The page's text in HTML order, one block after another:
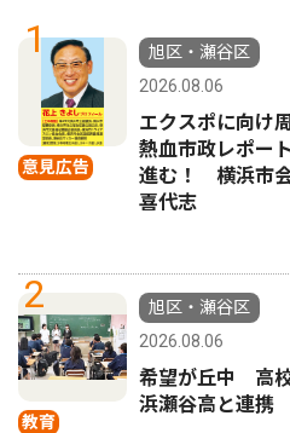
1
意見広告
旭区・瀬谷区
2026.08.06
エクスポに向け
熱血市政レポー
進む！ 横浜市
喜代志
2
教育
旭区・瀬谷区
2026.08.06
希望が丘中 高
浜瀬谷高と連携